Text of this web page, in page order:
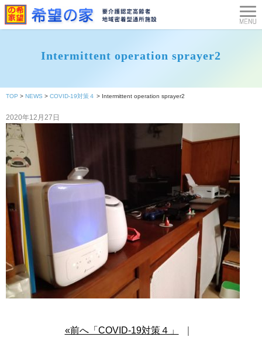
Intermittent operation sprayer2
TOP > NEWS > COVID-19対策４ > Intermittent operation sprayer2
2020年12月27日
«前へ「COVID-19対策４」